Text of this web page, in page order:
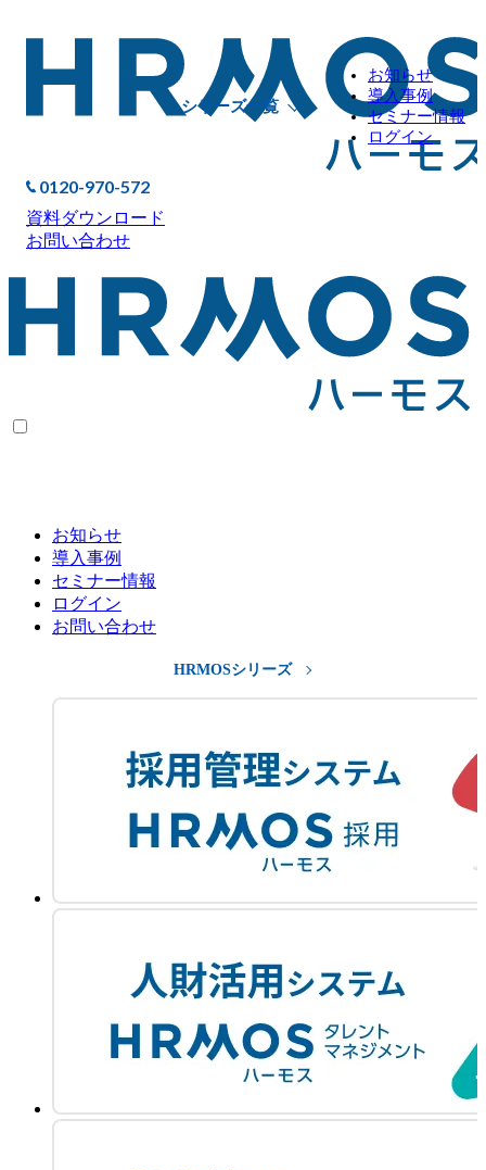
シリーズ一覧
お知らせ
導入事例
セミナー情報
ログイン
0120-970-572
資料ダウンロード
お問い合わせ
お知らせ
導入事例
セミナー情報
ログイン
お問い合わせ
HRMOSシリーズ